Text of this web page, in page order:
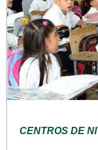
CENTROS DE